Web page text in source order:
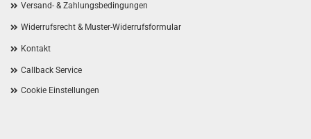
Versand- & Zahlungsbedingungen
Widerrufsrecht & Muster-Widerrufsformular
Kontakt
Callback Service
Cookie Einstellungen